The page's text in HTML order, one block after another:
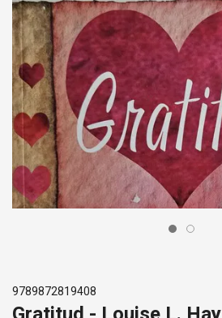
9789872819408